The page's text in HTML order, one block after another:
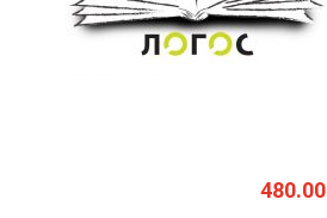
480.00